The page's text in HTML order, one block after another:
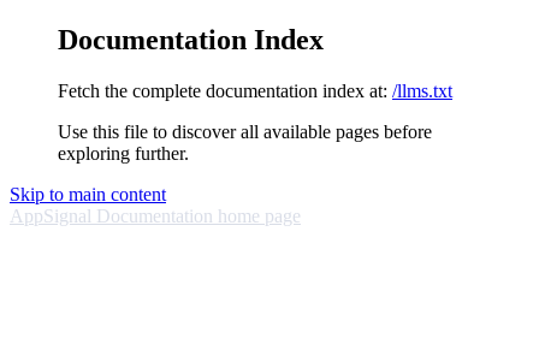
Documentation Index
Fetch the complete documentation index at: /llms.txt
Use this file to discover all available pages before
exploring further.
Skip to main content
AppSignal Documentation home page